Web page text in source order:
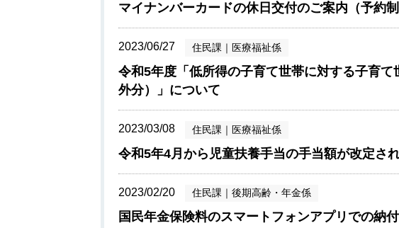
マイナンバーカードの休日交付のご案内（予約制
2023/06/27 住民課 ｜ 医療福祉係
令和5年度「低所得の子育て世帯に対する子育
外分）」について
2023/03/08 住民課 ｜ 医療福祉係
令和5年4月から児童扶養手当の手当額が改定さ
2023/02/20 住民課｜ 後期高齢・年金係
国民年金保険料のスマートフォンアプリでの納付